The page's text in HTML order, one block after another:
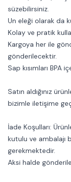
süzebilirsiniz.
Un eleği olarak da
Kolay ve pratik
Kargoya her ile
gönderilecektir.
Sap kısımları
Satın aldığınız
bizimle iletişime
İade Koşulları:
kutulu ve ambalajı
gerekmektedir.
Aksi halde